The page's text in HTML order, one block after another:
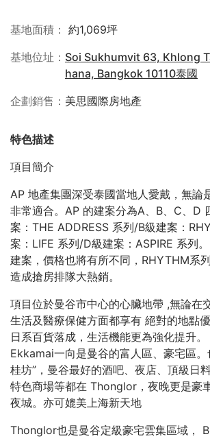
基地面積
約1,069坪
基地位址
Soi Sukhumvit 63, Khlong
hana, Bangkok 10110泰國
企劃銷售
美思國際房地產
特色描述
項目簡介
AP 地產集團深受泰國當地人愛戴，無論
非常適合。AP 的建案分為A、B、C、D
案：THE ADDRESS 系列/B級建案：
案：LIFE 系列/D級建案：ASPIRE 系列
建案，價格也將有所不同，RHYTHM系
造成搶房排隊大熱銷。
項目位於曼谷市中心的心臟地帶 ,無論在
生活及醫療保健方面都享有 絕對的地點
日系百貨落成，生活機能更為強化提升
Ekkamai一向是曼谷的富人區、豪宅區。
桂坊”，曼谷最好的酒吧、夜店、頂級日
特色商場等都在 Thonglor，夜晚更是豪
夜城。亦可媲美上海新天地
Thonglor也是曼谷定級豪宅雲集區域，